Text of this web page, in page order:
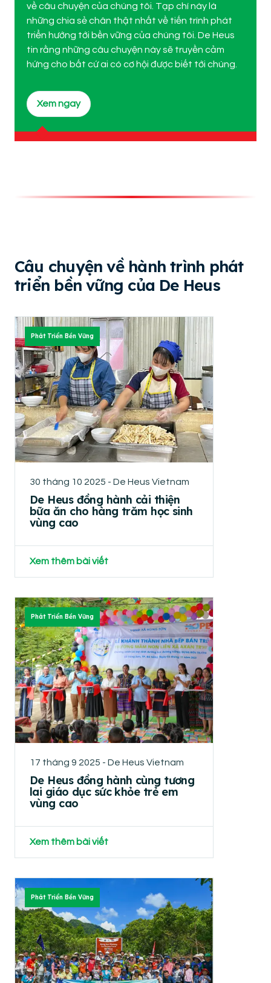
về câu chuyện của chúng tôi. Tạp chí này là
những chia sẻ chân thật nhất về tiến trình phát
triển hướng tới bền vững của chúng tôi. De Heus
tin rằng những câu chuyện này sẽ truyền cảm
hứng cho bất cứ ai có cơ hội được biết tới chúng.
Xem ngay
Câu chuyện về hành trình phát
triển bền vững của De Heus
Phát Triển Bền Vững
30 tháng 10 2025 - De Heus Vietnam
De Heus đồng hành cải thiện
bữa ăn cho hàng trăm học sinh
vùng cao
Xem thêm bài viết
Phát Triển Bền Vững
17 tháng 9 2025 - De Heus Vietnam
De Heus đồng hành cùng tương
lai giáo dục sức khỏe trẻ em
vùng cao
Xem thêm bài viết
Phát Triển Bền Vững